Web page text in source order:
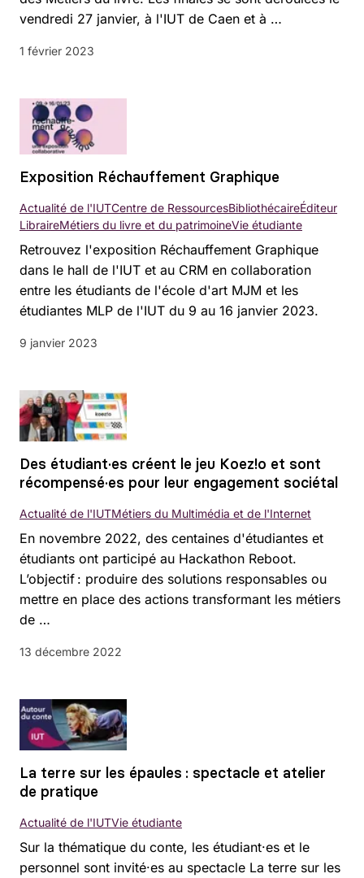
vendredi 27 janvier, à l'IUT de Caen et à …
1 février 2023
Exposition Réchauffement Graphique
Retrouvez l'exposition Réchauffement Graphique
dans le hall de l'IUT et au CRM en collaboration
entre les étudiants de l'école d'art MJM et les
étudiantes MLP de l'IUT du 9 au 16 janvier 2023.
Actualité de l'IUTCentre de RessourcesBibliothécaireÉditeur
LibraireMétiers du livre et du patrimoineVie étudiante
9 janvier 2023
Des étudiant·es créent le jeu Koez!o et sont
récompensé·es pour leur engagement sociétal
En novembre 2022, des centaines d'étudiantes et
étudiants ont participé au Hackathon Reboot.
L’objectif : produire des solutions responsables ou
mettre en place des actions transformant les métiers
de …
Actualité de l'IUTMétiers du Multimédia et de l'Internet
13 décembre 2022
La terre sur les épaules : spectacle et atelier
de pratique
Sur la thématique du conte, les étudiant·es et le
personnel sont invité·es au spectacle La terre sur les
Actualité de l'IUTVie étudiante